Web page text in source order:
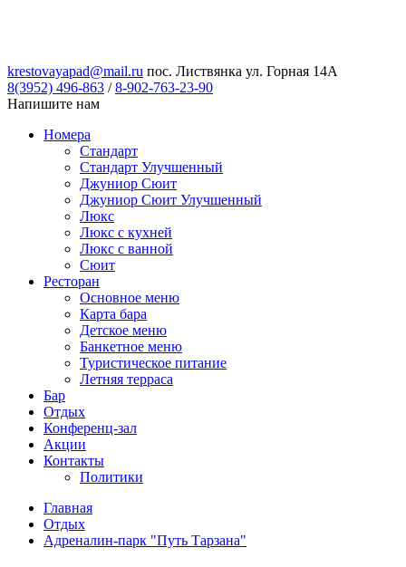
krestovayapad@mail.ru пос. Листвянка ул. Горная 14А
8(3952) 496-863 / 8-902-763-23-90
Напишите нам
Номера
Стандарт
Стандарт Улучшенный
Джуниор Сюит
Джуниор Сюит Улучшенный
Люкс
Люкс с кухней
Люкс с ванной
Сюит
Ресторан
Основное меню
Карта бара
Детское меню
Банкетное меню
Туристическое питание
Летняя терраса
Бар
Отдых
Конференц-зал
Акции
Контакты
Политики
Главная
Отдых
Адреналин-парк "Путь Тарзана"